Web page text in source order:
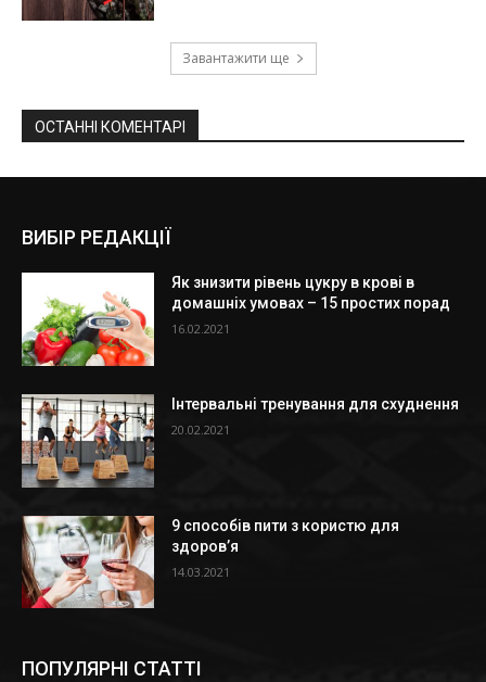
Завантажити ще
ОСТАННІ КОМЕНТАРІ
ВИБІР РЕДАКЦІЇ
Як знизити рівень цукру в крові в
домашніх умовах – 15 простих порад
16.02.2021
Інтервальні тренування для схуднення
20.02.2021
9 способів пити з користю для
здоров’я
14.03.2021
ПОПУЛЯРНІ СТАТТІ